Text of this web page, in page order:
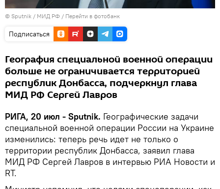
© Sputnik / МИД РФ / Перейти в фотобанк
Подписаться
География специальной военной операции
больше не ограничивается территорией
республик Донбасса, подчеркнул глава
МИД РФ Сергей Лавров
РИГА, 20 июл - Sputnik. Географические задачи
специальной военной операции России на Украине
изменились: теперь речь идет не только о
территории республик Донбасса, заявил глава
МИД РФ Сергей Лавров в интервью РИА Новости и
RT.